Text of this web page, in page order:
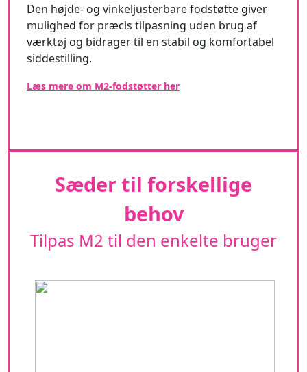
Den højde- og vinkeljusterbare fodstøtte giver
mulighed for præcis tilpasning uden brug af
værktøj og bidrager til en stabil og komfortabel
siddestilling.
Læs mere om M2-fodstøtter her
Sæder til forskellige
behov
Tilpas M2 til den enkelte bruger